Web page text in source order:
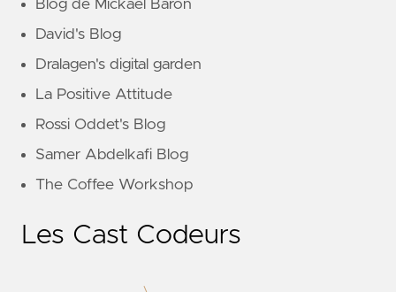
Blog de Mickael Baron
David's Blog
Dralagen's digital garden
La Positive Attitude
Rossi Oddet's Blog
Samer Abdelkafi Blog
The Coffee Workshop
Les Cast Codeurs